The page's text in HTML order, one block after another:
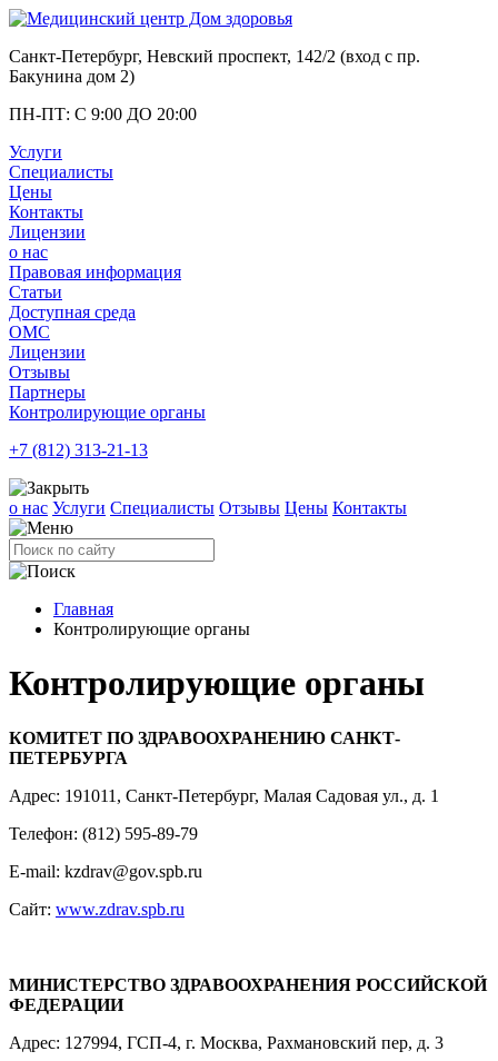
Санкт-Петербург, Невский проспект, 142/2 (вход с пр.
Бакунина дом 2)
ПН-ПТ: С 9:00 ДО 20:00
Услуги
Специалисты
Цены
Контакты
Лицензии
о нас
Правовая информация
Статьи
Доступная среда
ОМС
Лицензии
Отзывы
Партнеры
Контролирующие органы
+7 (812) 313-21-13
о нас Услуги Специалисты Отзывы Цены Контакты
Главная
Контролирующие органы
Контролирующие органы
КОМИТЕТ ПО ЗДРАВООХРАНЕНИЮ САНКТ-
ПЕТЕРБУРГА
Адрес: 191011, Санкт-Петербург, Малая Садовая ул., д. 1
Телефон: (812) 595-89-79
E-mail: kzdrav@gov.spb.ru
Сайт: www.zdrav.spb.ru
МИНИСТЕРСТВО ЗДРАВООХРАНЕНИЯ РОССИЙСКОЙ
ФЕДЕРАЦИИ
Адрес: 127994, ГСП-4, г. Москва, Рахмановский пер, д. 3